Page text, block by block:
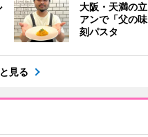
大阪・天満の
アンで「父の
刻パスタ
見る